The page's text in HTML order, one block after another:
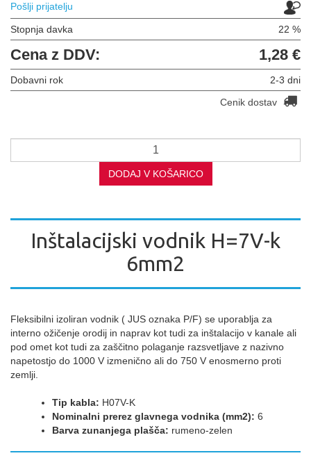
Pošlji prijatelju
Stopnja davka 22 %
Cena z DDV: 1,28 €
Dobavni rok
2-3 dni
Cenik dostav
DODAJ V KOŠARICO
Inštalacijski vodnik H=7V-k
6mm2
Fleksibilni izoliran vodnik ( JUS oznaka P/F) se uporablja za
interno ožičenje orodij in naprav kot tudi za inštalacijo v kanale ali
pod omet kot tudi za zaščitno polaganje razsvetljave z nazivno
napetostjo do 1000 V izmenično ali do 750 V enosmerno proti
zemlji.
Tip kabla: H07V-K
Nominalni prerez glavnega vodnika (mm2): 6
Barva zunanjega plašča: rumeno-zelen